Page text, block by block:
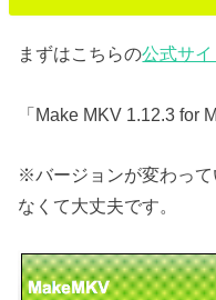
まずはこちらの公式サイ
「Make MKV 1.12.3 for
※バージョンが変わっ
なくて大丈夫です。